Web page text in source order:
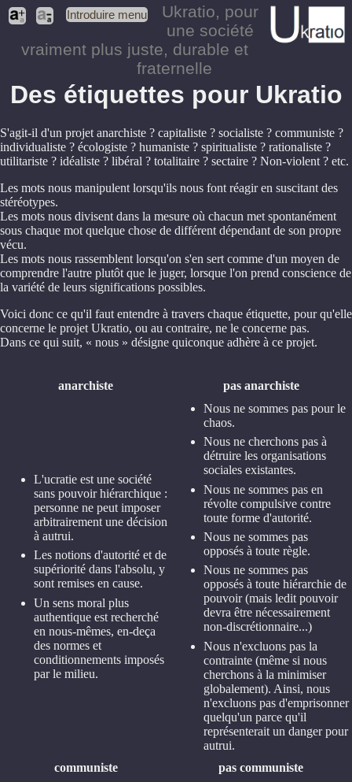
Introduire menu Ukratio, pour
une société
vraiment plus juste, durable et
fraternelle
Des étiquettes pour Ukratio
S'agit-il d'un projet anarchiste ? capitaliste ? socialiste ? communiste ?
individualiste ? écologiste ? humaniste ? spiritualiste ? rationaliste ?
utilitariste ? idéaliste ? libéral ? totalitaire ? sectaire ? Non-violent ? etc.
Les mots nous manipulent lorsqu'ils nous font réagir en suscitant des
stéréotypes.
Les mots nous divisent dans la mesure où chacun met spontanément
sous chaque mot quelque chose de différent dépendant de son propre
vécu.
Les mots nous rassemblent lorsqu'on s'en sert comme d'un moyen de
comprendre l'autre plutôt que le juger, lorsque l'on prend conscience de
la variété de leurs significations possibles.
Voici donc ce qu'il faut entendre à travers chaque étiquette, pour qu'elle
concerne le projet Ukratio, ou au contraire, ne le concerne pas.
Dans ce qui suit, « nous » désigne quiconque adhère à ce projet.
anarchiste pas anarchiste
L'ucratie est une société
sans pouvoir hiérarchique :
personne ne peut imposer
arbitrairement une décision
à autrui.
Les notions d'autorité et de
supériorité dans l'absolu, y
sont remises en cause.
Un sens moral plus
authentique est recherché
en nous-mêmes, en-deça
des normes et
conditionnements imposés
par le milieu.
Nous ne sommes pas pour le
chaos.
Nous ne cherchons pas à
détruire les organisations
sociales existantes.
Nous ne sommes pas en
révolte compulsive contre
toute forme d'autorité.
Nous ne sommes pas
opposés à toute règle.
Nous ne sommes pas
opposés à toute hiérarchie de
pouvoir (mais ledit pouvoir
devra être nécessairement
non-discrétionnaire...)
Nous n'excluons pas la
contrainte (même si nous
cherchons à la minimiser
globalement). Ainsi, nous
n'excluons pas d'emprisonner
quelqu'un parce qu'il
représenterait un danger pour
autrui.
communiste
pas communiste